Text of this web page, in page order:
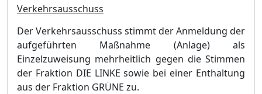
Verkehrsausschuss
Der Verkehrsausschuss stimmt der Anmeldung der
aufgeführten Maßnahme (Anlage) als
Einzelzuweisung mehrheitlich gegen die Stimmen
der Fraktion DIE LINKE sowie bei einer Enthaltung
aus der Fraktion GRÜNE zu.